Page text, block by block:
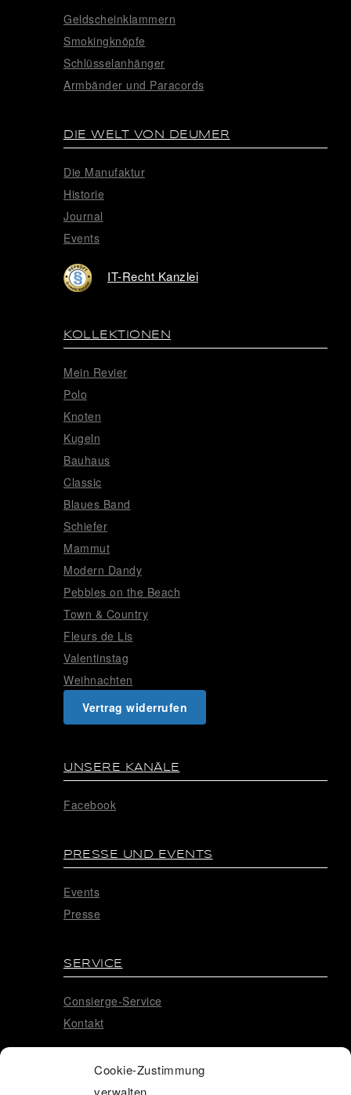
Cookie-Zustimmung
verwalten
Geldscheinklammern
Smokingknöpfe
Schlüsselanhänger
Armbänder und Paracords
DIE WELT VON DEUMER
Die Manufaktur
Historie
Journal
Events
IT-Recht Kanzlei
KOLLEKTIONEN
Mein Revier
Polo
Knoten
Kugeln
Bauhaus
Classic
Blaues Band
Schiefer
Mammut
Modern Dandy
Pebbles on the Beach
Town & Country
Fleurs de Lis
Valentinstag
Weihnachten
Vertrag widerrufen
UNSERE KANÄLE
Facebook
PRESSE UND EVENTS
Events
Presse
SERVICE
Consierge-Service
Kontakt
RECHTLICHE HINWEISE